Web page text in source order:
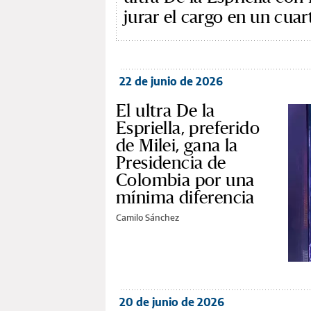
jurar el cargo en un
22 de junio de 2026
El ultra De la
Espriella, preferido
de Milei, gana la
Presidencia de
Colombia por una
mínima diferencia
Camilo Sánchez
20 de junio de 2026